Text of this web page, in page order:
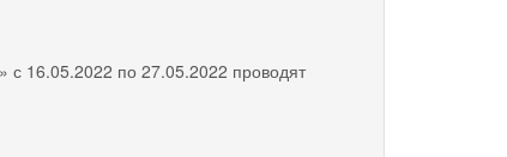
с 16.05.2022 по 27.05.2022 проводят